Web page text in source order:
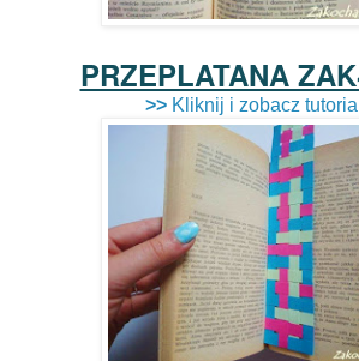
PRZEPLATANA
>> Kliknij i zobacz